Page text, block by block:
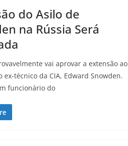
do Asilo de
na Rússia Será
vai aprovar a extensão ao
ex-técnico da CIA, Edward Snowden.
funcionário do